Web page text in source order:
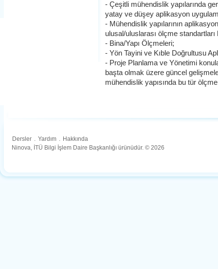
- Çeşitli mühendislik yapılarında
yatay ve düşey aplikasyon
- Mühendislik yapılarının
ulusal/uluslarası ölçme
- Bina/Yapı Ölçmeleri;
- Yön Tayini ve Kıble Doğrultusu
- Proje Planlama ve Yönetimi
başta olmak üzere güncel
mühendislik yapısında bu tür
Dersler . Yardım . Hakkında
Ninova, İTÜ Bilgi İşlem Daire Başkanlığı ürünüdür. © 2026